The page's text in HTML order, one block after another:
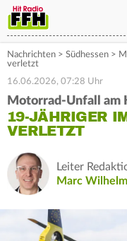
Nachrichten > Südhessen >
verletzt
16.06.2026, 07:28 Uhr
Motorrad-Unfall am
19-JÄHRIGER
VERLETZT
Leiter
Marc Wilhelm